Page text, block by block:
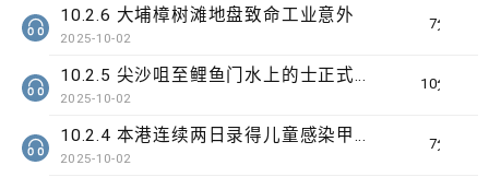
7分钟
10.2.6 大埔樟树滩地盘致命工业意外
2025-10-02
10分钟
10.2.5 尖沙咀至鲤鱼门水上的士正式首航
2025-10-02
7分钟
10.2.4 本港连续两日录得儿童感染甲型流感严重个案
2025-10-02